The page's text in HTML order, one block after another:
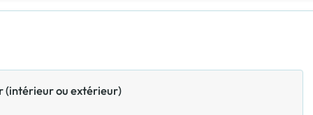
(intérieur ou extérieur)